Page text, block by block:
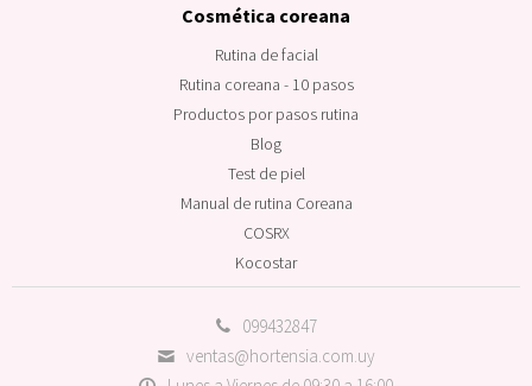
099432847
ventas@hortensia.com.uy
Cosmética coreana
Rutina de facial
Rutina coreana - 10 pasos
Productos por pasos rutina
Blog
Test de piel
Manual de rutina Coreana
COSRX
Kocostar